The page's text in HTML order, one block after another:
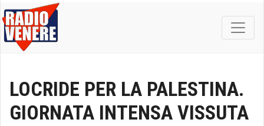
LOCRIDE PER LA PALESTINA.
GIORNATA INTENSA VISSUTA